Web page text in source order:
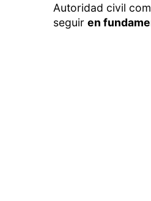
Autoridad civil
seguir en